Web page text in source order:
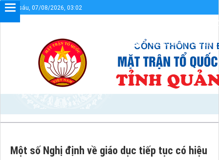
Thứ sáu, 07/08/2026, 03:02
Chào mừng bạn đến với Cổng thông tin điện tử
Sơ đồ cổng Liên kết
Một số Nghị định về giáo dục tiếp tục có hiệu